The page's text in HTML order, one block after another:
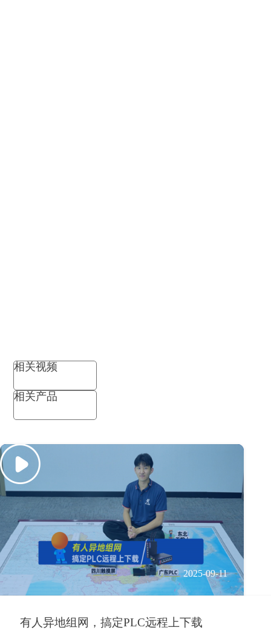
相关视频
相关产品
2025-09-11
有人异地组网，搞定PLC远程上下载